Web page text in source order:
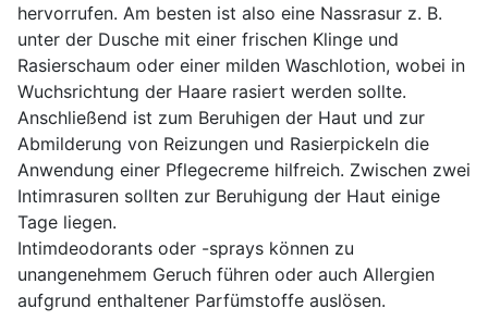
hervorrufen. Am besten ist also eine Nassrasur z. B.
unter der Dusche mit einer frischen Klinge und
Rasierschaum oder einer milden Waschlotion, wobei in
Wuchsrichtung der Haare rasiert werden sollte.
Anschließend ist zum Beruhigen der Haut und zur
Abmilderung von Reizungen und Rasierpickeln die
Anwendung einer Pflegecreme hilfreich. Zwischen zwei
Intimrasuren sollten zur Beruhigung der Haut einige
Tage liegen.
Intimdeodorants oder -sprays können zu
unangenehmem Geruch führen oder auch Allergien
aufgrund enthaltener Parfümstoffe auslösen.